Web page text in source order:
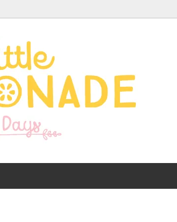
Goods - 雑貨 -
Brands
【出産ギフト特集】 出産祝
いにおすすめのアイテムを
ご紹介